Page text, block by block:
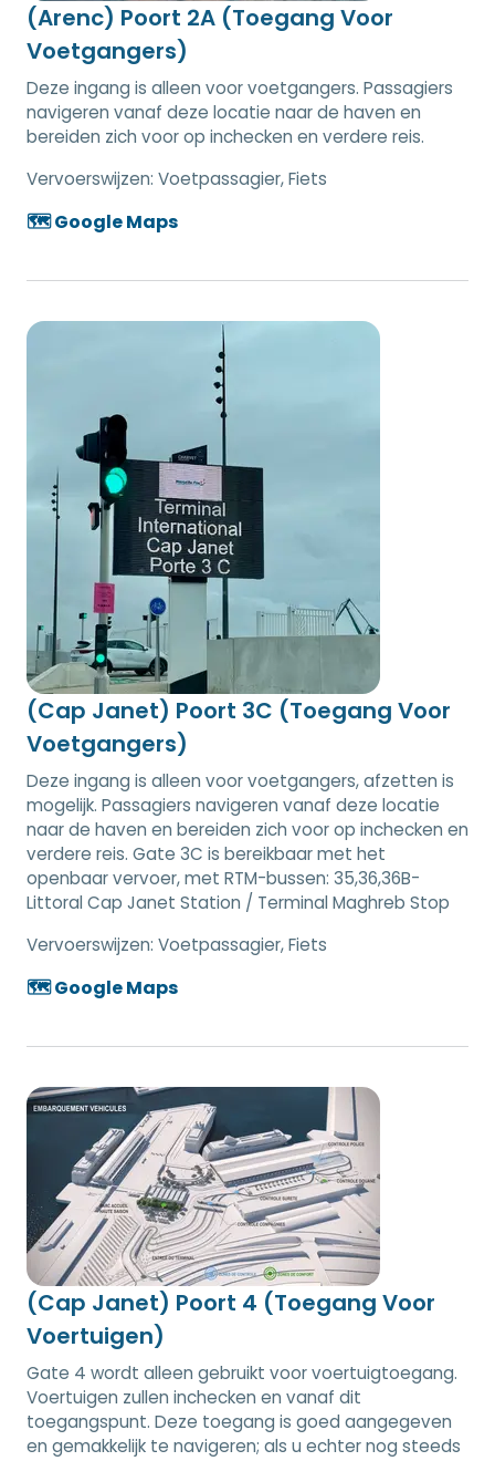
(Arenc) Poort 2A (Toegang Voor
Voetgangers)
Deze ingang is alleen voor voetgangers. Passagiers
navigeren vanaf deze locatie naar de haven en
bereiden zich voor op inchecken en verdere reis.
Vervoerswijzen: Voetpassagier, Fiets
🗺️ Google Maps
(Cap Janet) Poort 3C (Toegang Voor
Voetgangers)
Deze ingang is alleen voor voetgangers, afzetten is
mogelijk. Passagiers navigeren vanaf deze locatie
naar de haven en bereiden zich voor op inchecken en
verdere reis. Gate 3C is bereikbaar met het
openbaar vervoer, met RTM-bussen: 35,36,36B-
Littoral Cap Janet Station / Terminal Maghreb Stop
Vervoerswijzen: Voetpassagier, Fiets
🗺️ Google Maps
(Cap Janet) Poort 4 (Toegang Voor
Voertuigen)
Gate 4 wordt alleen gebruikt voor voertuigtoegang.
Voertuigen zullen inchecken en vanaf dit
toegangspunt. Deze toegang is goed aangegeven
en gemakkelijk te navigeren; als u echter nog steeds